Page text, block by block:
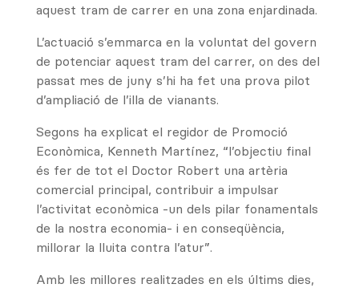
aquest tram de carrer en una zona enjardinada.
L’actuació s’emmarca en la voluntat del govern
de potenciar aquest tram del carrer, on des del
passat mes de juny s’hi ha fet una prova pilot
d’ampliació de l’illa de vianants.
Segons ha explicat el regidor de Promoció
Econòmica, Kenneth Martínez, “l’objectiu final
és fer de tot el Doctor Robert una artèria
comercial principal, contribuir a impulsar
l’activitat econòmica -un dels pilar fonamentals
de la nostra economia- i en conseqüència,
millorar la lluita contra l’atur”.
Amb les millores realitzades en els últims dies,